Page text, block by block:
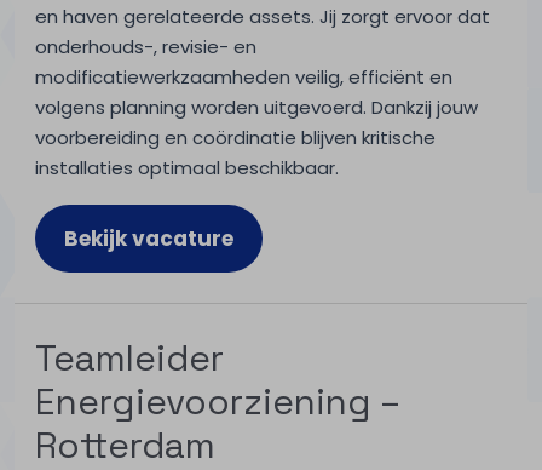
en haven gerelateerde assets. Jij zorgt ervoor dat
onderhouds-, revisie- en
modificatiewerkzaamheden veilig, efficiënt en
volgens planning worden uitgevoerd. Dankzij jouw
voorbereiding en coördinatie blijven kritische
installaties optimaal beschikbaar.
Bekijk vacature
Teamleider
Energievoorziening –
Rotterdam